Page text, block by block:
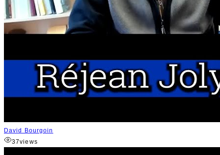
David Bourgoin
37views